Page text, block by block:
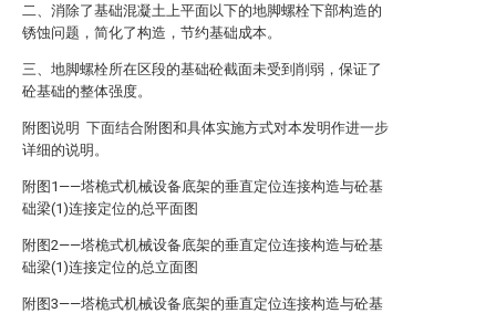
二、消除了基础混凝土上平面以下的地脚螺栓下部构造的
锈蚀问题，简化了构造，节约基础成本。
三、地脚螺栓所在区段的基础砼截面未受到削弱，保证了
砼基础的整体强度。
附图说明 下面结合附图和具体实施方式对本发明作进一步
详细的说明。
附图1——塔桅式机械设备底架的垂直定位连接构造与砼基
础梁(1)连接定位的总平面图
附图2——塔桅式机械设备底架的垂直定位连接构造与砼基
础梁(1)连接定位的总立面图
附图3——塔桅式机械设备底架的垂直定位连接构造与砼基